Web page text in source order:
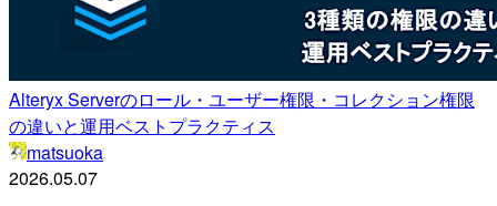
Alteryx Serverのロール・ユーザー権限・コレクション権限
の違いと運用ベストプラクティス
matsuoka
2026.05.07